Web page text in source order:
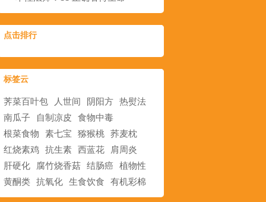
点击排行
标签云
荠菜百叶包 人世间 阴阳方 热熨法
南瓜子
自制凉皮
食物中毒
根菜食物
素七宝 猕猴桃 荞麦枕
红烧素鸡 抗生素 西蓝花
肩周炎
肝硬化
腐竹烧香菇 结肠癌 植物性
黄酮类 抗氧化 生食饮食 有机彩棉